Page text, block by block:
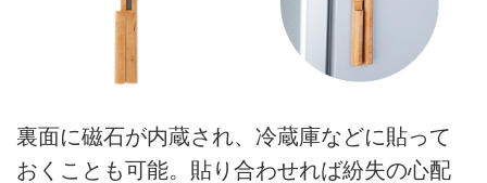
裏面に磁石が内蔵され、冷蔵庫などに貼って
おくことも可能。貼り合わせれば紛失の心配